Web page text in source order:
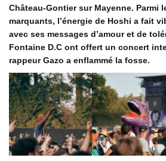
Château-Gontier sur Mayenne. Parmi
marquants, l’énergie de Hoshi a fait
avec ses messages d’amour et de
Fontaine D.C ont offert un concert
rappeur Gazo a enflammé la fosse.